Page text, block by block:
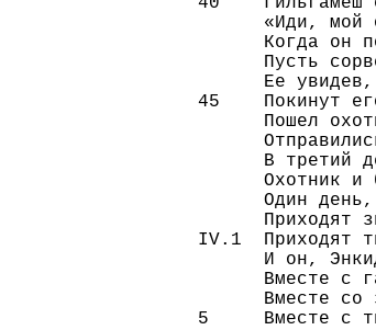
«Иди, мой
Когда он
Пусть
Ее
45    Покинут
Пошел
В третий
Охотник и
Один
Приходят
IV.1  Приходят
И он,
Вместе с
Вместе со
5     Вместе с